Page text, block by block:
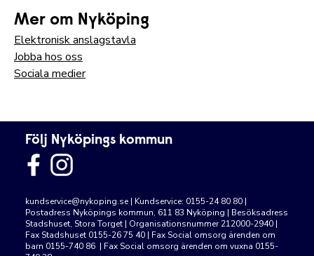
Mer om Nyköping
Elektronisk anslagstavla
Jobba hos oss
Sociala medier
Följ Nyköpings kommun
kundservice@nykoping.se | Kundservice: 0155-24 80 80 |
Postadress Nyköpings kommun, 611 83 Nyköping | Besöksadress
Stadshuset, Stora Torget | Organisationsnummer 212000-2940 |
Fax Stadshuset 0155-26 75 40 | Fax Social omsorg ärenden om
barn 0155-740 86 | Fax Social omsorg ärenden om vuxna 0155-